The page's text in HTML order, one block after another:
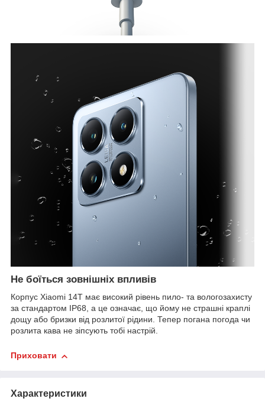
Не боїться зовнішніх впливів
Корпус Xiaomi 14T має високий рівень пило- та вологозахисту
за стандартом IP68, а це означає, що йому не страшні краплі
дощу або бризки від розлитої рідини. Тепер погана погода чи
розлита кава не зіпсують тобі настрій.
Приховати
Характеристики